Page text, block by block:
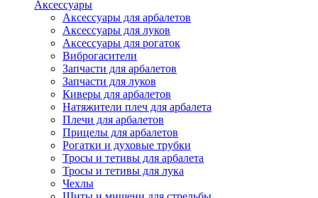
Аксессуары
Аксессуары для арбалетов
Аксессуары для луков
Аксессуары для рогаток
Виброгасители
Запчасти для арбалетов
Запчасти для луков
Киверы для арбалетов
Натяжители плеч для арбалета
Плечи для арбалетов
Прицелы для арбалетов
Рогатки и духовые трубки
Тросы и тетивы для арбалета
Тросы и тетивы для лука
Чехлы